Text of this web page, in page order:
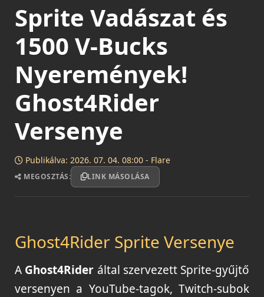
Sprite Vadászat és
1500 V-Bucks
Nyeremények!
Ghost4Rider
Versenye
Publikálva: 2026. 07. 04. 08:00 - Flare
MEGOSZTÁS: LINK MÁSOLÁSA
Ghost4Rider Sprite Versenye
A Ghost4Rider által szervezett Sprite-gyűjtő
versenyen a YouTube-tagok, Twitch-subok